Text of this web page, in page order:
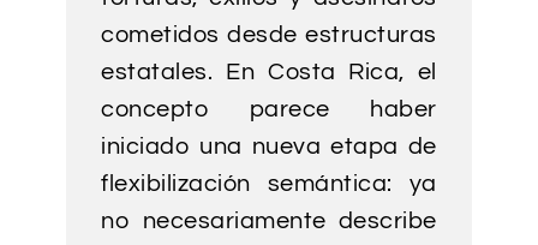
cometidos desde estructuras
estatales. En Costa Rica, el
concepto parece haber
iniciado una nueva etapa de
flexibilización semántica: ya
no necesariamente describe